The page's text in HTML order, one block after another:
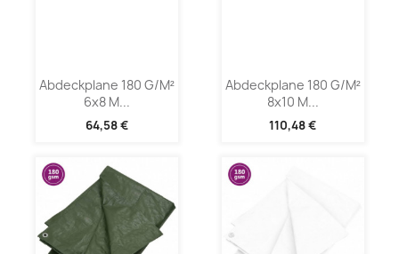
Abdeckplane 180 G/m²
6x8 M...
64,58 €
Abdeckplane 180 G/m²
8x10 M...
110,48 €